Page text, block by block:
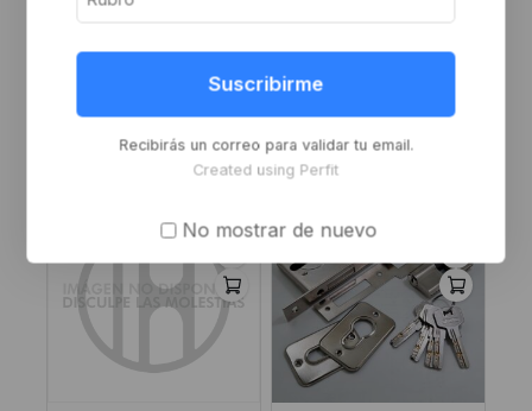
pestillo común zincada
cilindro multipunto
(aj2001)
precio
Suscribirme
Recibirás un correo para validar tu email.
Created using Perfit
No mostrar de nuevo